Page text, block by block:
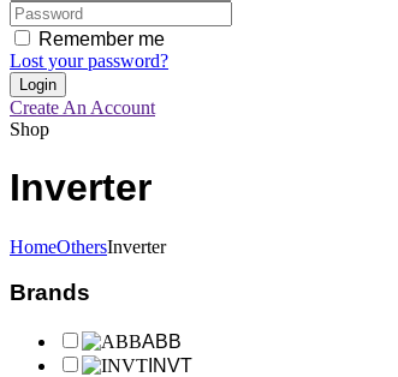
Remember me
Lost your password?
Create An Account
Shop
Inverter
HomeOthersInverter
Brands
ABB
INVT